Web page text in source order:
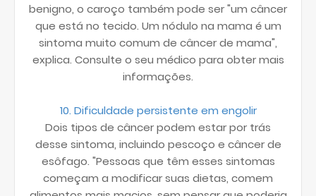
benigno, o caroço também pode ser "um câncer
que está no tecido. Um nódulo na mama é um
sintoma muito comum de câncer de mama",
explica. Consulte o seu médico para obter mais
informações.
10. Dificuldade persistente em engolir
Dois tipos de câncer podem estar por trás
desse sintoma, incluindo pescoço e câncer de
esôfago. "Pessoas que têm esses sintomas
começam a modificar suas dietas, comem